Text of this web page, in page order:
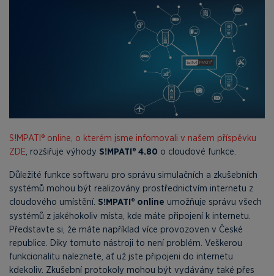
S!MPATI® online, o kterém jsme infomovali v našem příspěvku
ZDE , rozšiřuje výhody S!MPATI® 4.80 o cloudové funkce.
Důležité funkce softwaru pro správu simulačních a zkušebních
systémů mohou být realizovány prostřednictvím internetu z
cloudového umístění. S!MPATI® online umožňuje správu všech
systémů z jakéhokoliv místa, kde máte připojení k internetu.
Představte si, že máte například více provozoven v České
republice. Díky tomuto nástroji to není problém. Veškerou
funkcionalitu naleznete, ať už jste připojeni do internetu
kdekoliv. Zkušební protokoly mohou být vydávány také přes